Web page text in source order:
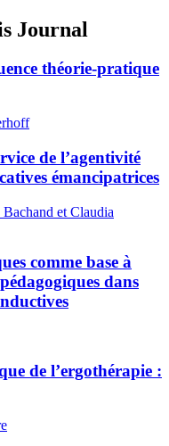
Journal
théorie-pratique
de l’agentivité
émancipatrices
et Claudia
comme base à
dans
de l’ergothérapie :